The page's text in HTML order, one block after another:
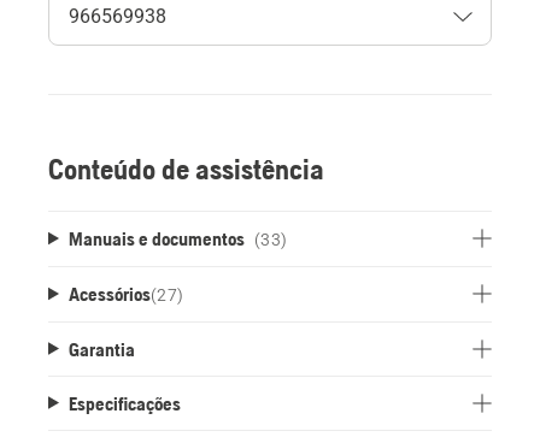
Conteúdo de assistência
Manuais e documentos (33)
Acessórios(27)
Garantia
Especificações